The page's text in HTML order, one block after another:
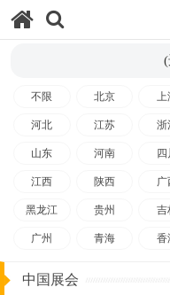
不限 北京 上
河北 江苏 浙
山东 河南 四
江西 陕西 广
黑龙江 贵州 吉
广州 青海 香
中国展会